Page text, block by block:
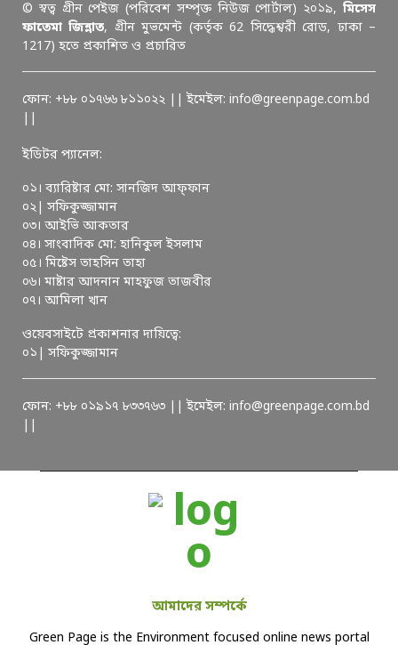
© স্বত্ব গ্রীন পেইজ (পরিবেশ সম্পৃক্ত নিউজ পোর্টাল) ২০১৯, মিসেস
ফাতেমা জিন্নাত, গ্রীন মুভমেন্ট (কর্তৃক 62 সিদ্ধেশ্বরী রোড, ঢাকা –
1217) হতে প্রকাশিত ও প্রচারিত
ফোন: +৮৮ ০১৭৬৬ ৮১১০২২ || ইমেইল: info@greenpage.com.bd
ইডিটর প্যানেল:
০১। ব্যারিষ্টার মো: সানজিদ আফ্ফান
০২| সফিকুজ্জামান
০৩। আইভি আকতার
০৪। সাংবাদিক মো: হানিকুল ইসলাম
০৫। মিষ্টেস তাহসিন তাহা
০৬। মাষ্টার আদনান মাহফুজ তাজবীর
০৭। আমিলা খান
ওয়েবসাইটে প্রকাশনার দায়িত্বে:
০১| সফিকুজ্জামান
ফোন: +৮৮ ০১৯১৭ ৮৩৩৭৬৩ || ইমেইল: info@greenpage.com.bd
আমাদের সম্পর্কে
Green Page is the Environment focused online news portal